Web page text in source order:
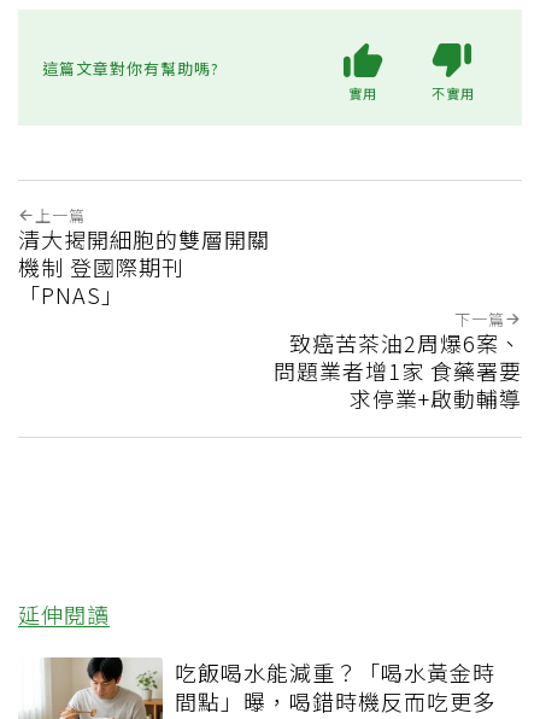
這篇文章對你有幫助嗎?
實用 不實用
上一篇
清大揭開細胞的雙層開關
機制 登國際期刊
「PNAS」
下一篇
致癌苦茶油2周爆6案、
問題業者增1家 食藥署要
求停業+啟動輔導
延伸閱讀
吃飯喝水能減重？「喝水黃金時
間點」曝，喝錯時機反而吃更多